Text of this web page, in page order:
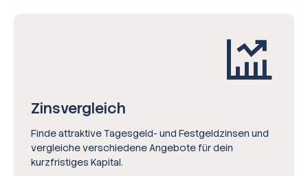
Zinsvergleich
Finde attraktive Tagesgeld- und Festgeldzinsen und
vergleiche verschiedene Angebote für dein
kurzfristiges Kapital.